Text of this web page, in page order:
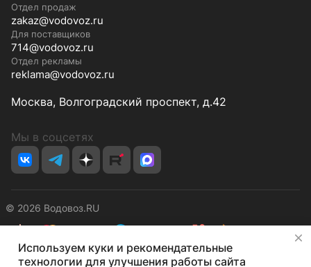
Отдел продаж
zakaz@vodovoz.ru
Для поставщиков
714@vodovoz.ru
Отдел рекламы
reklama@vodovoz.ru
Москва, Волгоградский проспект, д.42
Мы в соцсетях
© 2026 Водовоз.RU
КонфиденциальностьОферта
Используем куки и рекомендательные
технологии для улучшения работы сайта